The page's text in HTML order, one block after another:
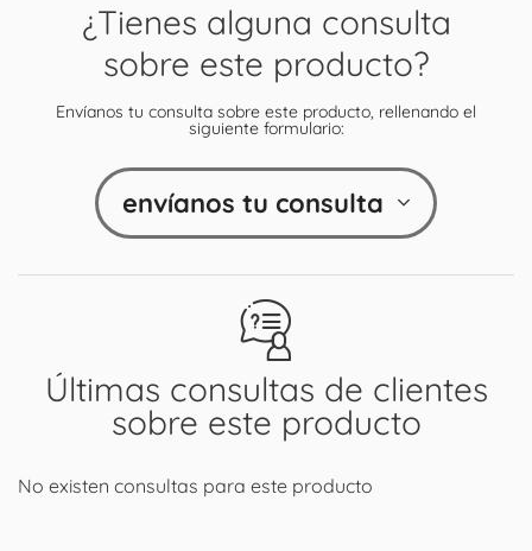
Últimas consultas de clientes
sobre este producto
No existen consultas para este producto
¿Tienes alguna consulta
sobre este producto?
Envíanos tu consulta sobre este producto, rellenando el
siguiente formulario:
envíanos tu consulta